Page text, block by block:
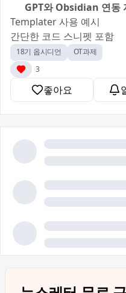
🤖 GPT와 Obsidian 연동
Templater 사용 예시
간단한 코드 스니펫 포함
18기 옵시디언
OT과제
3
좋아요